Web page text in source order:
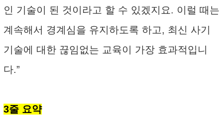
인 기술이 된 것이라고 할 수 있겠지요. 이럴 때는
계속해서 경계심을 유지하도록 하고, 최신 사기
기술에 대한 끊임없는 교육이 가장 효과적입니
다.”
3줄 요약